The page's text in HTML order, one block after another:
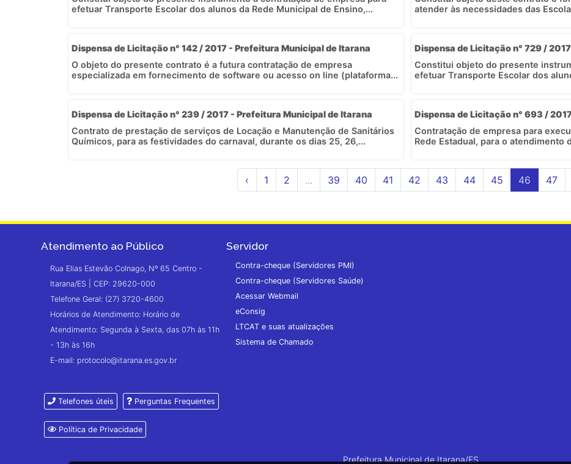
efetuar Transporte Escolar dos alunos da Rede Municipal de Ensino,...
atender às necessidades das
Dispensa de Licitação n° 142 / 2017 - Prefeitura Municipal de Itarana
O objeto do presente contrato é a futura contratação de empresa
especializada em fornecimento de software ou acesso on line (plataforma...
Dispensa de Licitação n° 729 /
Constitui objeto do presente
efetuar Transporte Escolar dos
Dispensa de Licitação n° 239 / 2017 - Prefeitura Municipal de Itarana
Contrato de prestação de serviços de Locação e Manutenção de Sanitários
Químicos, para as festividades do carnaval, durante os dias 25, 26,...
Dispensa de Licitação n° 693 /
Contratação de empresa para
Rede Estadual, para o atendimento
‹ 1 2 ... 39 40 41 42 43 44 45 46 47
Atendimento ao Público
Rua Elias Estevão Colnago, Nº 65 Centro -
Itarana/ES | CEP: 29620-000
Telefone Geral: (27) 3720-4600
Horários de Atendimento: Horário de
Atendimento: Segunda à Sexta, das 07h às 11h
- 13h às 16h
E-mail: protocolo@itarana.es.gov.br
Telefones úteis Perguntas Frequentes
Política de Privacidade
Servidor
Contra-cheque (Servidores PMI)
Contra-cheque (Servidores Saúde)
Acessar Webmail
eConsig
LTCAT e suas atualizações
Sistema de Chamado
Prefeitura Municipal de Itarana/ES